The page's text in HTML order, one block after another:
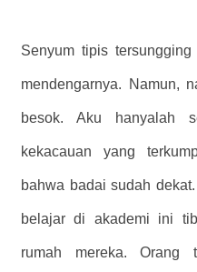
Senyum tipis
mendengarnya. Namun,
besok. Aku hanyalah
kekacauan yang
bahwa badai sudah
belajar di akademi ini
rumah mereka.